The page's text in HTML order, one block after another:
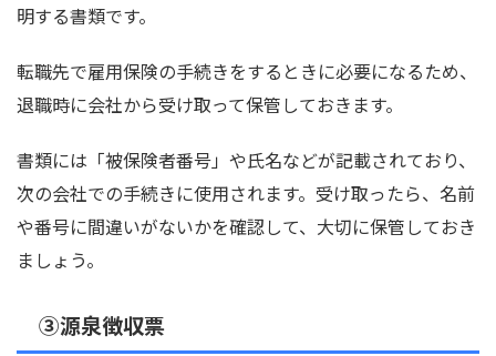
明する書類です。
転職先で雇用保険の手続きをするときに必要になるため、
退職時に会社から受け取って保管しておきます。
書類には「被保険者番号」や氏名などが記載されており、
次の会社での手続きに使用されます。受け取ったら、名前
や番号に間違いがないかを確認して、大切に保管しておき
ましょう。
③源泉徴収票